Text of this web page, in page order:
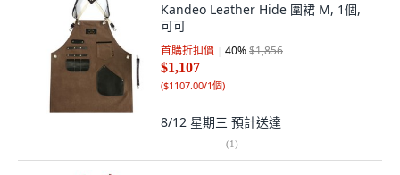
Kandeo Leather Hide 圍裙 M, 1個,
可可
首購折扣價 40%$1,856
$1,107
($1107.00/1個)
8/12 星期三 預計送達
(1)